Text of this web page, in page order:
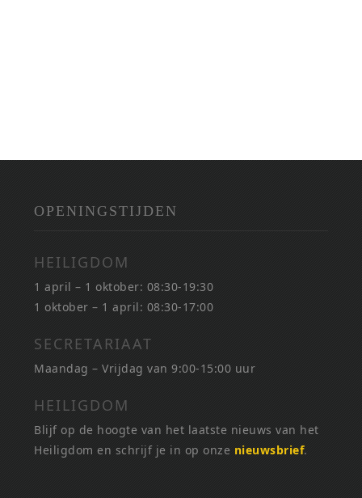
OPENINGSTIJDEN
HEILIGDOM
1 april – 1 oktober: 08:30-19:30
1 oktober – 1 april: 08:30-17:00
SECRETARIAAT
Maandag – Vrijdag van 9:00-15:00 uur
HEILIGDOM
Blijf op de hoogte van het laatste nieuws van het
Heiligdom en schrijf je in op onze nieuwsbrief.